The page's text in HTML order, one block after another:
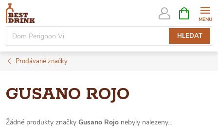
Přejít
obsah
HLEDAT
NÁKUPNÍ
KOŠÍK
Prodávané značky
GUSANO ROJO
Žádné produkty značky Gusano Rojo nebyly nalezeny...